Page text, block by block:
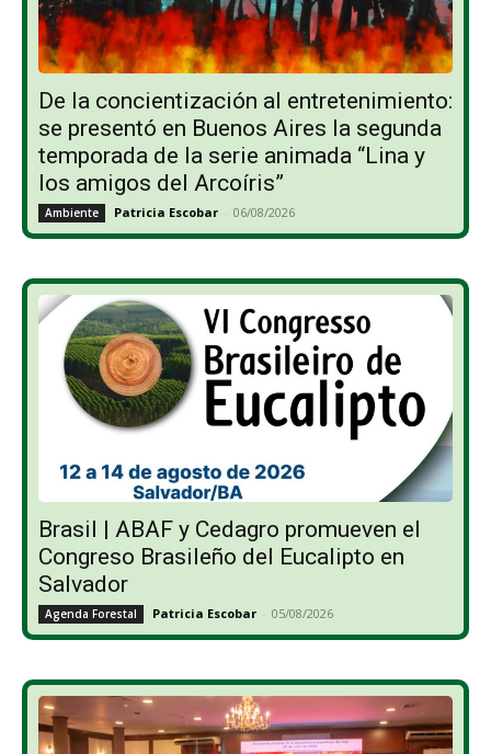
De la concientización al entretenimiento:
se presentó en Buenos Aires la segunda
temporada de la serie animada “Lina y
los amigos del Arcoíris”
Ambiente Patricia Escobar - 06/08/2026
Brasil | ABAF y Cedagro promueven el
Congreso Brasileño del Eucalipto en
Salvador
Agenda Forestal Patricia Escobar - 05/08/2026